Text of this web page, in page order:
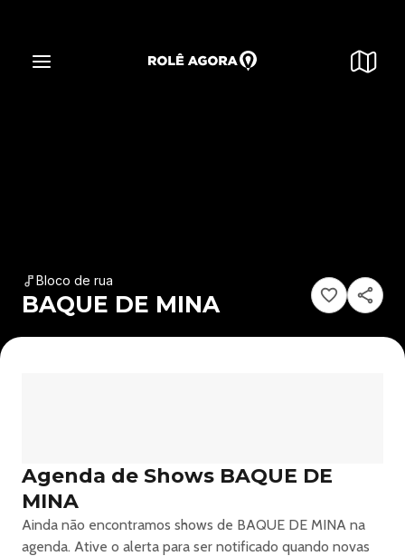
Bloco de rua
BAQUE DE MINA
Agenda de Shows BAQUE DE
MINA
Ainda não encontramos shows de BAQUE DE MINA na
agenda. Ative o alerta para ser notificado quando novas